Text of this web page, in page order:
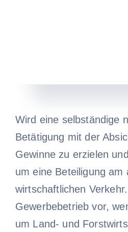
Wird eine selbständige
Betätigung mit der
Gewinne zu erzielen
um eine Beteiligung am
wirtschaftlichen
Gewerbebetrieb vor,
um Land- und